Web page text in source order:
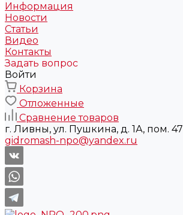
Информация
Новости
Статьи
Видео
Контакты
Задать вопрос
Войти
Корзина
Отложенные
Сравнение товаров
г. Ливны, ул. Пушкина, д. 1А, пом. 47
gidromash-npo@yandex.ru